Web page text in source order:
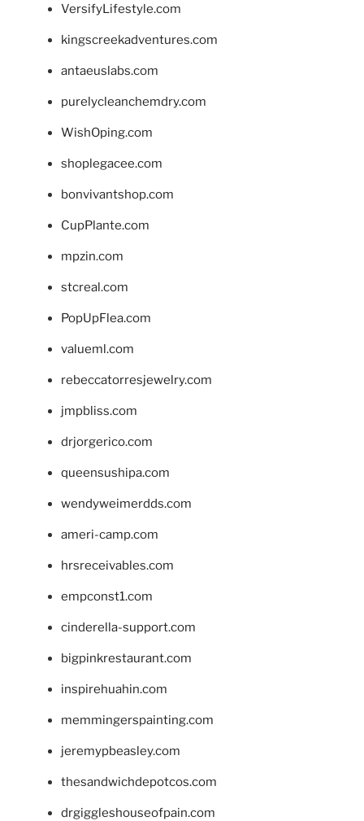
VersifyLifestyle.com
kingscreekadventures.com
antaeuslabs.com
purelycleanchemdry.com
WishOping.com
shoplegacee.com
bonvivantshop.com
CupPlante.com
mpzin.com
stcreal.com
PopUpFlea.com
valueml.com
rebeccatorresjewelry.com
jmpbliss.com
drjorgerico.com
queensushipa.com
wendyweimerdds.com
ameri-camp.com
hrsreceivables.com
empconst1.com
cinderella-support.com
bigpinkrestaurant.com
inspirehuahin.com
memmingerspainting.com
jeremypbeasley.com
thesandwichdepotcos.com
drgiggleshouseofpain.com